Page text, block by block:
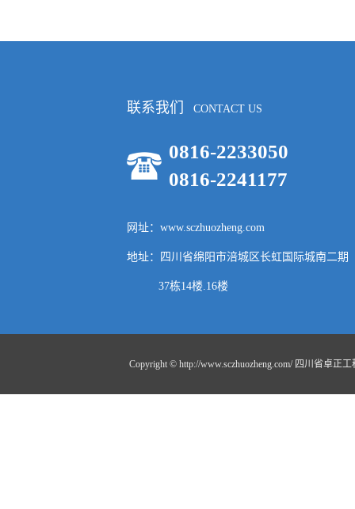
联系我们 CONTACT US
0816-2233050
0816-2241177
网址：www.sczhuozheng.com
地址：四川省绵阳市涪城区长虹国际城南二期
37栋14楼.16楼
Copyright © http://www.sczhuozheng.com/ 四川省卓正